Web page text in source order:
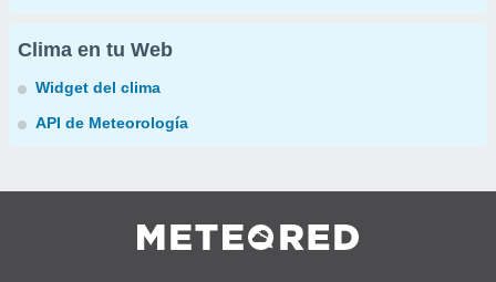
Clima en tu Web
Widget del clima
API de Meteorología